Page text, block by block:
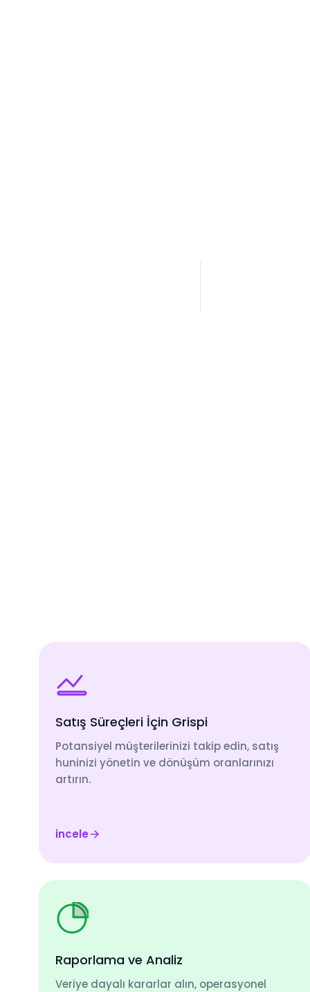
Satış Süreçleri İçin Grispi
Potansiyel müşterilerinizi takip edin, satış
huninizi yönetin ve dönüşüm oranlarınızı
artırın.
incele
Raporlama ve Analiz
Veriye dayalı kararlar alın, operasyonel